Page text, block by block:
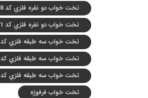
تخت خواب دو نفره فلزي کد m8
تخت خواب دو نفره فلزي کد s11
تخت خواب سه طبقه فلزي کد a1
تخت خواب سه طبقه فلزي کد a2
تخت خواب سه طبقه فلزي کد a3
تخت خواب فرفوژه